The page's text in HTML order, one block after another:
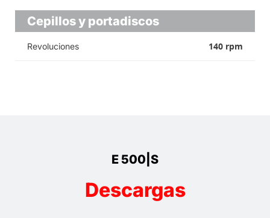
Cepillos y portadiscos
Revoluciones 140 rpm
E 500|S
Descargas